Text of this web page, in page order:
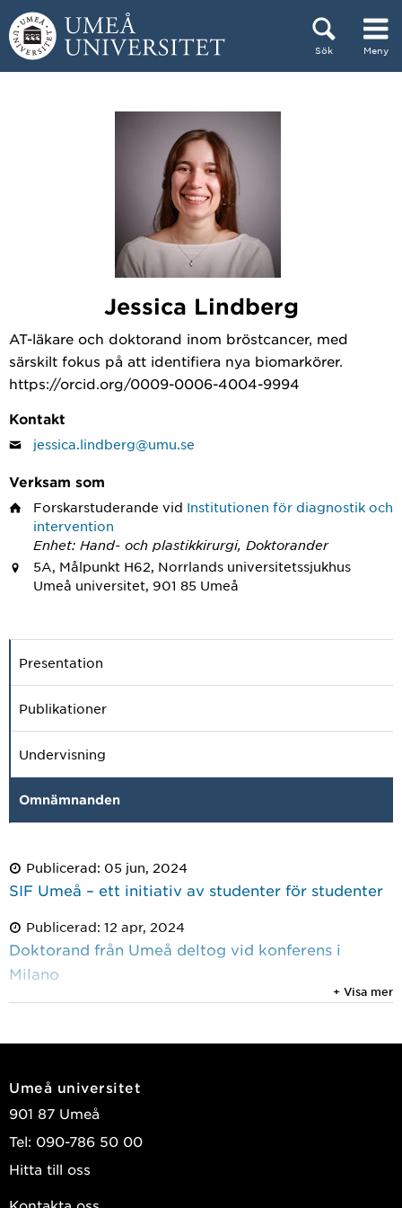
Hoppa direkt till innehållet
Sök Meny
Jessica Lindberg
AT-läkare och doktorand inom bröstcancer, med
särskilt fokus på att identifiera nya biomarkörer.
https://orcid.org/0009-0006-4004-9994
Kontakt
jessica.lindberg@umu.se
Verksam som
Forskarstuderande vid Institutionen för diagnostik och
intervention
Enhet: Hand- och plastikkirurgi, Doktorander
5A, Målpunkt H62, Norrlands universitetssjukhus
Umeå universitet, 901 85 Umeå
Presentation
Publikationer
Undervisning
Omnämnanden
Publicerad: 05 jun, 2024
SIF Umeå – ett initiativ av studenter för studenter
Publicerad: 12 apr, 2024
Doktorand från Umeå deltog vid konferens i
Milano
+ Visa mer
Umeå universitet
901 87 Umeå
Tel: 090-786 50 00
Hitta till oss